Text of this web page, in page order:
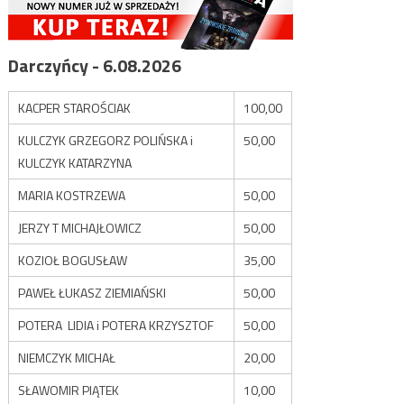
Darczyńcy - 6.08.2026
KACPER STAROŚCIAK
100,00
KULCZYK GRZEGORZ POLIŃSKA i
KULCZYK KATARZYNA
50,00
MARIA KOSTRZEWA
50,00
JERZY T MICHAJŁOWICZ
50,00
KOZIOŁ BOGUSŁAW
35,00
PAWEŁ ŁUKASZ ZIEMIAŃSKI
50,00
POTERA LIDIA i POTERA KRZYSZTOF
50,00
NIEMCZYK MICHAŁ
20,00
SŁAWOMIR PIĄTEK
10,00